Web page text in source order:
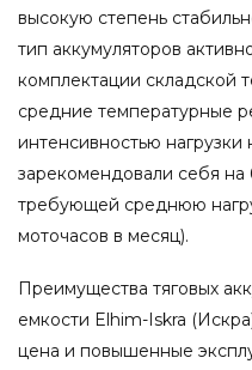
высокую степень
тип аккумуляторов
комплектации складской
средние температурные
интенсивностью
зарекомендовали себя на
требующей среднюю
моточасов в месяц).
Преимущества тяговых
емкости Elhim-Iskra
цена и повышенные